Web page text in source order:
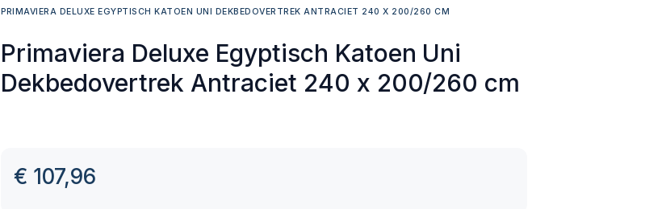
PRIMAVIERA DELUXE EGYPTISCH KATOEN UNI DEKBEDOVERTREK ANTRACIET 240 X 200/260 CM
Primaviera Deluxe Egyptisch Katoen Uni
Dekbedovertrek Antraciet 240 x 200/260 cm
€ 107,96